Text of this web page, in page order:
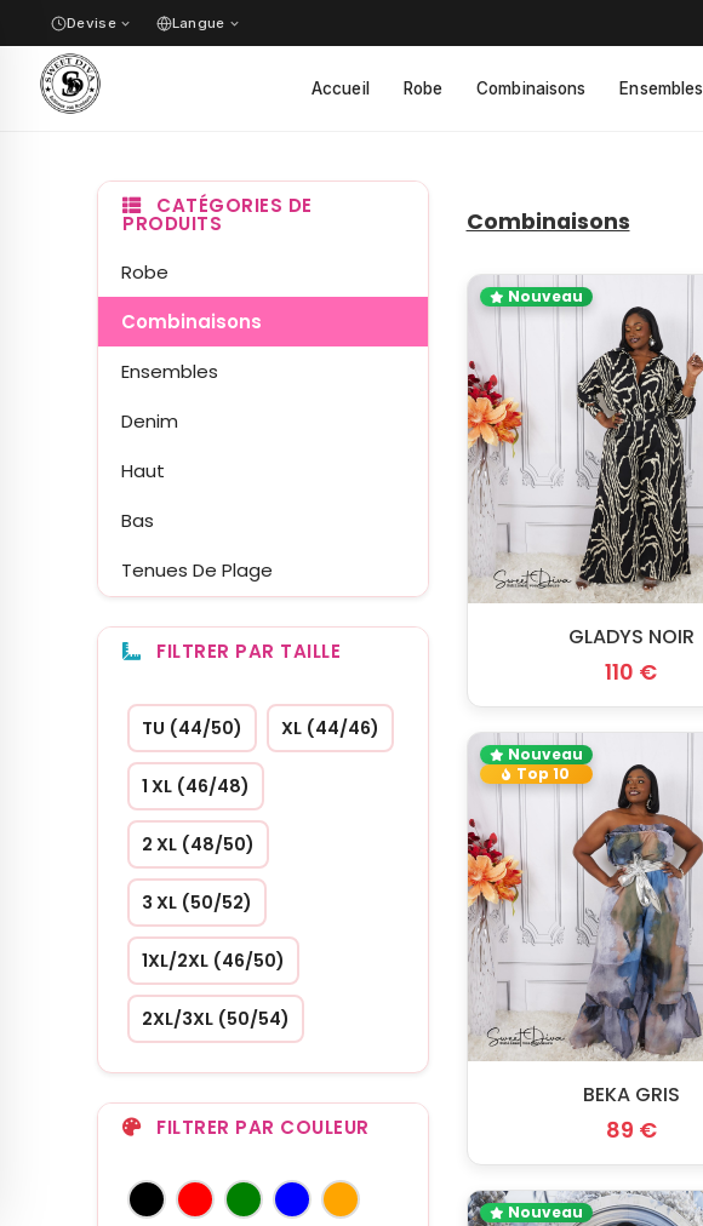
Devise Langue
Accueil Robe Combinaisons Ensembles
CATÉGORIES DE
PRODUITS
Robe
Combinaisons
Ensembles
Denim
Haut
Bas
Tenues De Plage
FILTRER PAR TAILLE
TU (44/50) XL (44/46)
1 XL (46/48)
2 XL (48/50)
3 XL (50/52)
1XL/2XL (46/50)
2XL/3XL (50/54)
FILTRER PAR COULEUR
Combinaisons
Nouveau
GLADYS NOIR
110 €
Nouveau
Top 10
BEKA GRIS
89 €
Nouveau